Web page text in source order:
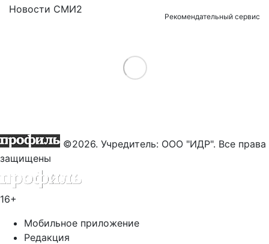
Новости СМИ2
Рекомендательный сервис
Load More
©2026. Учредитель: ООО "ИДР". Все права
защищены
16+
Мобильное приложение
Редакция